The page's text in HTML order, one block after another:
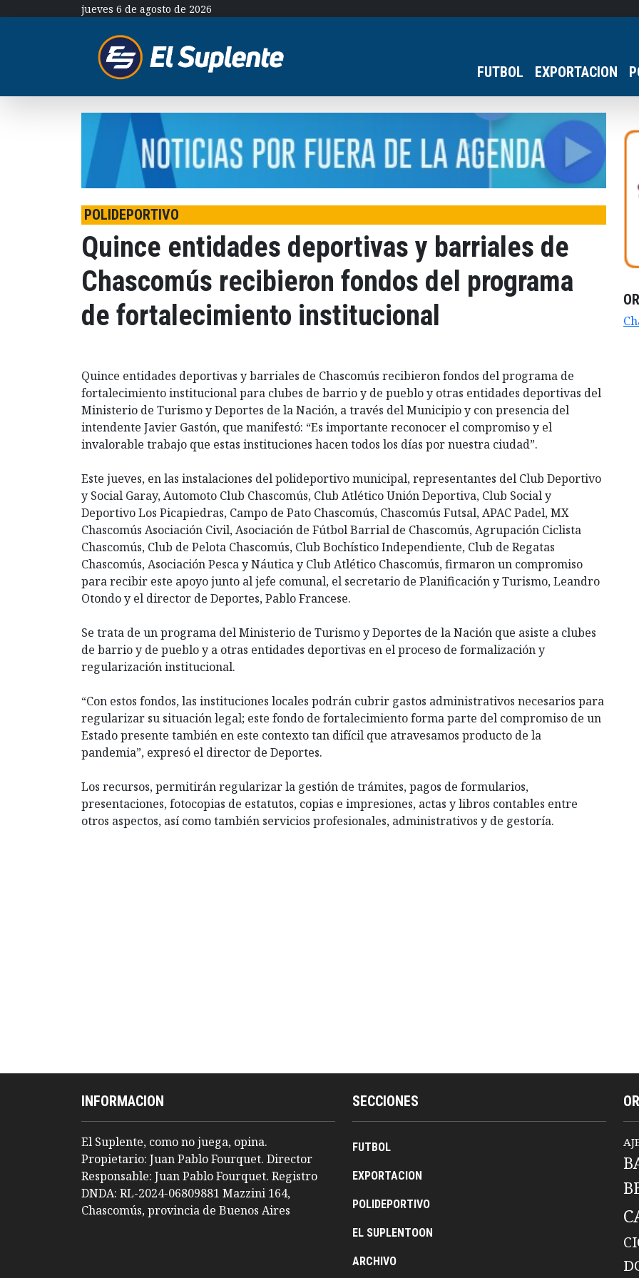
jueves 6 de agosto de 2026
FUTBOL EXPORTACION
POLIDEPORTIVO
Quince entidades deportivas y barriales de
Chascomús recibieron fondos del programa
de fortalecimiento institucional
Quince entidades deportivas y barriales de Chascomús recibieron fondos del programa de
fortalecimiento institucional para clubes de barrio y de pueblo y otras entidades deportivas del
Ministerio de Turismo y Deportes de la Nación, a través del Municipio y con presencia del
intendente Javier Gastón, que manifestó: “Es importante reconocer el compromiso y el
invalorable trabajo que estas instituciones hacen todos los días por nuestra ciudad”.
Este jueves, en las instalaciones del polideportivo municipal, representantes del Club Deportivo
y Social Garay, Automoto Club Chascomús, Club Atlético Unión Deportiva, Club Social y
Deportivo Los Picapiedras, Campo de Pato Chascomús, Chascomús Futsal, APAC Padel, MX
Chascomús Asociación Civil, Asociación de Fútbol Barrial de Chascomús, Agrupación Ciclista
Chascomús, Club de Pelota Chascomús, Club Bochístico Independiente, Club de Regatas
Chascomús, Asociación Pesca y Náutica y Club Atlético Chascomús, firmaron un compromiso
para recibir este apoyo junto al jefe comunal, el secretario de Planificación y Turismo, Leandro
Otondo y el director de Deportes, Pablo Francese.
Se trata de un programa del Ministerio de Turismo y Deportes de la Nación que asiste a clubes
de barrio y de pueblo y a otras entidades deportivas en el proceso de formalización y
regularización institucional.
“Con estos fondos, las instituciones locales podrán cubrir gastos administrativos necesarios para
regularizar su situación legal; este fondo de fortalecimiento forma parte del compromiso de un
Estado presente también en este contexto tan difícil que atravesamos producto de la
pandemia”, expresó el director de Deportes.
Los recursos, permitirán regularizar la gestión de trámites, pagos de formularios,
presentaciones, fotocopias de estatutos, copias e impresiones, actas y libros contables entre
otros aspectos, así como también servicios profesionales, administrativos y de gestoría.
INFORMACION
El Suplente, como no juega, opina.
Propietario: Juan Pablo Fourquet. Director
Responsable: Juan Pablo Fourquet. Registro
DNDA: RL-2024-06809881 Mazzini 164,
Chascomús, provincia de Buenos Aires
SECCIONES
FUTBOL
EXPORTACION
POLIDEPORTIVO
EL SUPLENTOON
ARCHIVO